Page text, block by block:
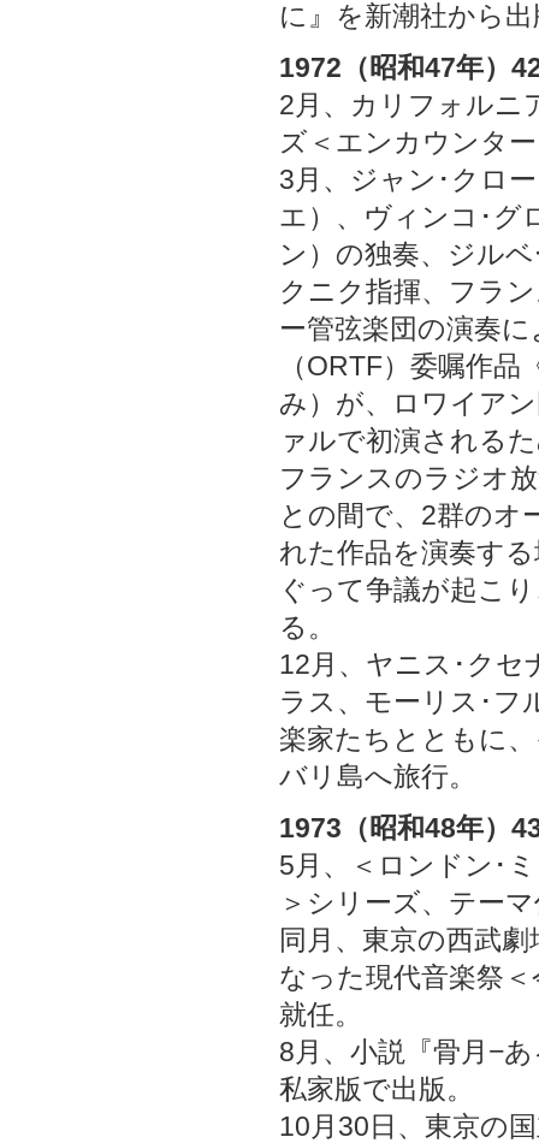
に』を新潮社から出
1972（昭和47年）
2月、カリフォルニ
ズ＜エンカウンタ
3月、ジャン･クロ
エ）、ヴィンコ･グ
ン）の独奏、ジル
クニク指揮、フラ
ー管弦楽団の演奏
（ORTF）委嘱作
み）が、ロワイア
ァルで初演される
フランスのラジオ
との間で、2群のオ
れた作品を演奏す
ぐって争議が起こ
る。
12月、ヤニス･クセ
ラス、モーリス･フ
楽家たちとともに
バリ島へ旅行。
1973（昭和48年）
5月、＜ロンドン･
＞シリーズ、テー
同月、東京の西武
なった現代音楽祭
就任。
8月、小説『骨月−
私家版で出版。
10月30日、東京の